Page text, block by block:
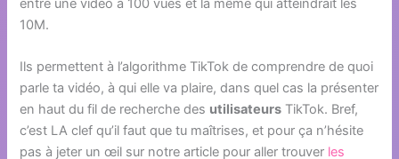
entre une vidéo à 100 vues et la même qui atteindrait les
10M.
Ils permettent à l’algorithme TikTok de comprendre de quoi
parle ta vidéo, à qui elle va plaire, dans quel cas la présenter
en haut du fil de recherche des utilisateurs TikTok. Bref,
c’est LA clef qu’il faut que tu maîtrises, et pour ça n’hésite
pas à jeter un œil sur notre article pour aller trouver les